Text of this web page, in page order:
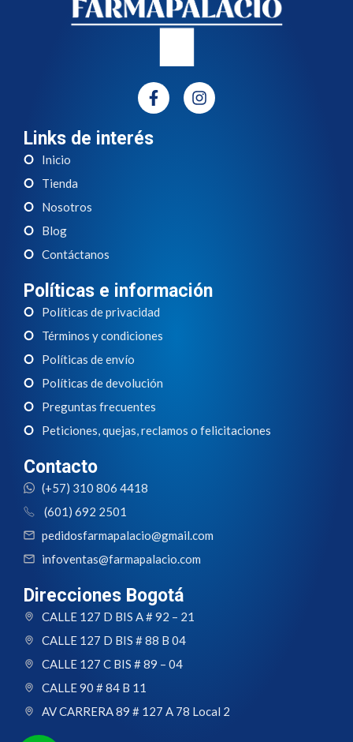
Links de interés
Inicio
Tienda
Nosotros
Blog
Contáctanos
Políticas e información
Políticas de privacidad
Términos y condiciones
Políticas de envío
Políticas de devolución
Preguntas frecuentes
Peticiones, quejas, reclamos o felicitaciones
Contacto
(+57) 310 806 4418
(601) 692 2501
pedidosfarmapalacio@gmail.com
infoventas@farmapalacio.com
Direcciones Bogotá
CALLE 127 D BIS A # 92 – 21
CALLE 127 D BIS # 88 B 04
CALLE 127 C BIS # 89 – 04
CALLE 90 # 84 B 11
AV CARRERA 89 # 127 A 78 Local 2